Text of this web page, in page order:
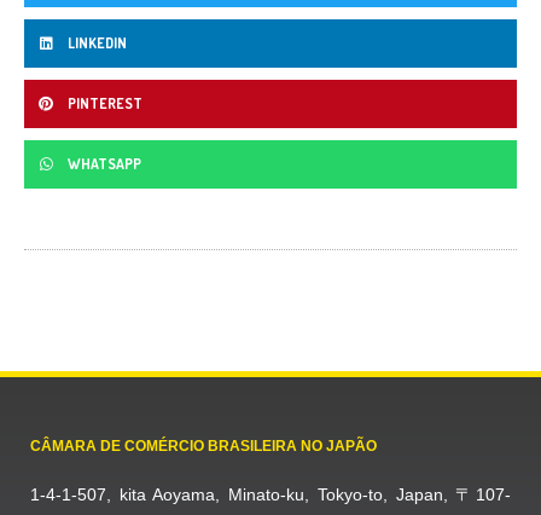
LINKEDIN
PINTEREST
WHATSAPP
CÂMARA DE COMÉRCIO BRASILEIRA NO JAPÃO
1-4-1-507, kita Aoyama, Minato-ku, Tokyo-to, Japan, 〒107-